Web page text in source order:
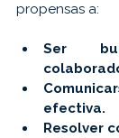
propensas a:
Ser
efectiva.
Resolver